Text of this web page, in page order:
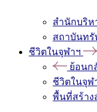
สำนักบริห
สถาบันท
ชีวิตในจุฬาฯ
ย้อนก
ชีวิตในจุฬ
พื้นที่สร้าง